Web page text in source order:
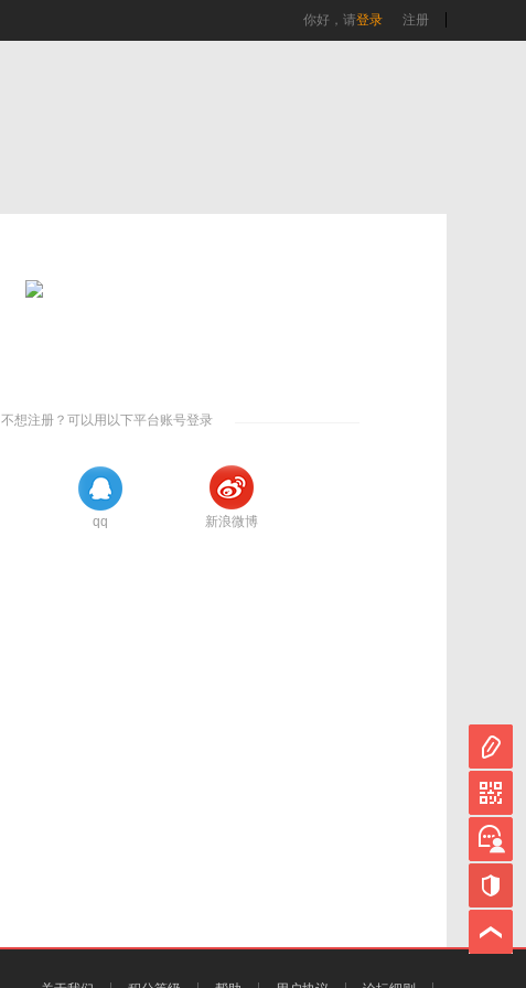
你好，请登录 注册
不想注册？可以用以下平台账号登录
qq 新浪微博